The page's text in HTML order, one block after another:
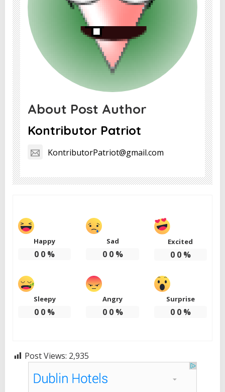
About Post Author
Kontributor Patriot
KontributorPatriot@gmail.com
Happy
0 0 %
Sad
0 0%
Excited
0 0%
Sleepy
0 0 %
Angry
0 0%
Surprise
0 0%
Post Views: 2,935